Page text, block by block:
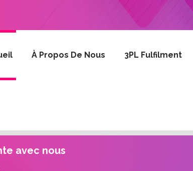
À Propos De Nous 3PL Fulfilment
avec nous